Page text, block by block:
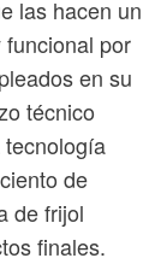
las hacen un
por
en su
técnico
de
de frijol
finales.